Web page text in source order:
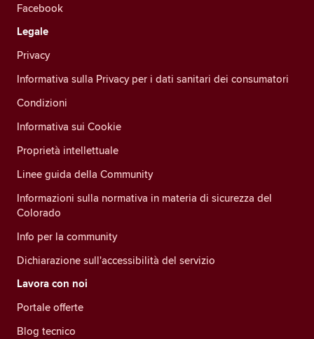
Facebook
Legale
Privacy
Informativa sulla Privacy per i dati sanitari dei consumatori
Condizioni
Informativa sui Cookie
Proprietà intellettuale
Linee guida della Community
Informazioni sulla normativa in materia di sicurezza del
Colorado
Info per la community
Dichiarazione sull'accessibilità del servizio
Lavora con noi
Portale offerte
Blog tecnico